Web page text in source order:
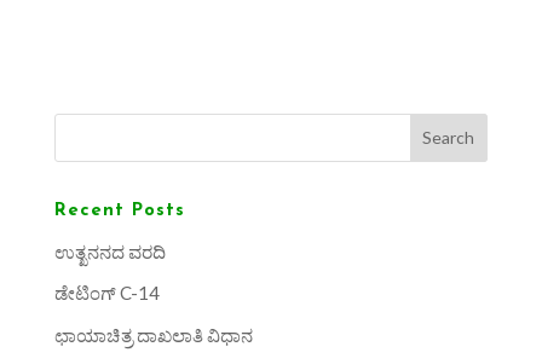
Search
Recent Posts
ಉತ್ಖನನದ ವರದಿ
ಡೇಟಿಂಗ್ C-14
ಛಾಯಾಚಿತ್ರ ದಾಖಲಾತಿ ವಿಧಾನ